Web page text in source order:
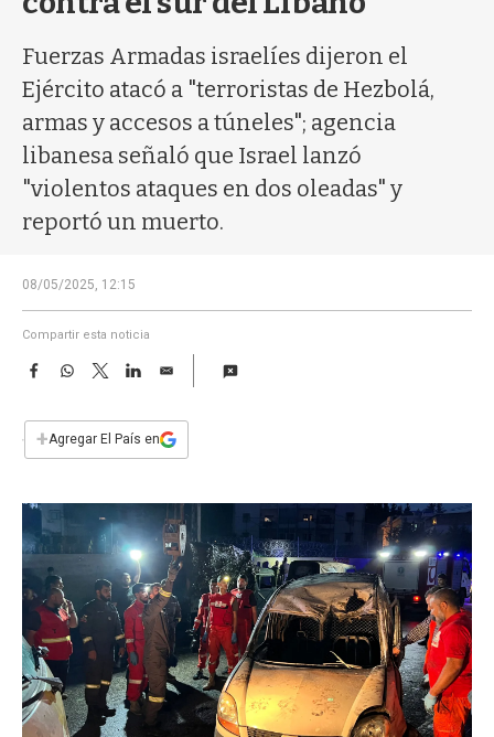
Fuerzas Armadas israelíes dijeron el
Ejército atacó a "terroristas de Hezbolá,
armas y accesos a túneles"; agencia
libanesa señaló que Israel lanzó
"violentos ataques en dos oleadas" y
reportó un muerto.
08/05/2025, 12:15
Compartir esta noticia
F
e
b
k
W
s
T
w
t
L
n
E
i
l
+Agregar El País en